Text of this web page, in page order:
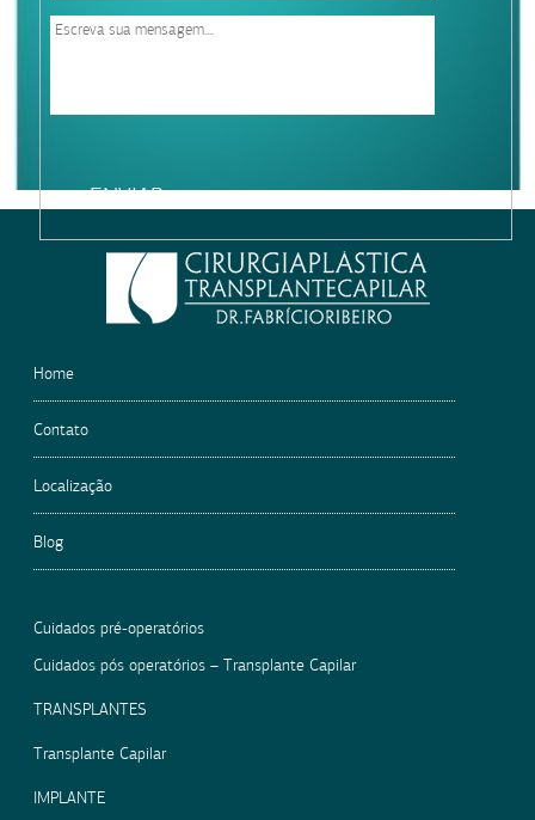
leave
Home
Contato
Localização
Blog
Cuidados pré-operatórios
Cuidados pós operatórios – Transplante Capilar
TRANSPLANTES
Transplante Capilar
IMPLANTE